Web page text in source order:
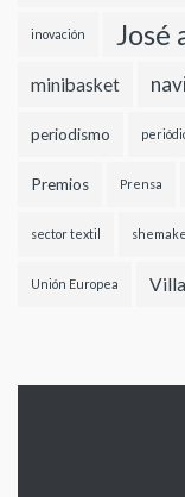
inovación José
minibasket
periodismo
Premios Prensa
sector textil
Unión Europea